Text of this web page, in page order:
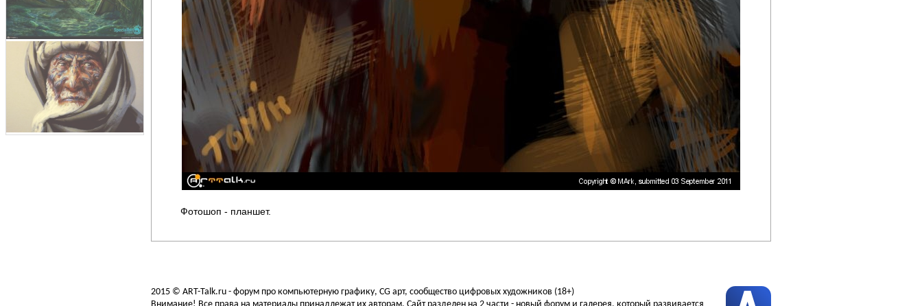
Фотошоп - планшет.
2015 © ART-Talk.ru - форум про компьютерную графику, CG арт, сообщество цифровых художников (18+)